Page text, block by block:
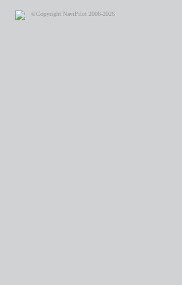
©Copyright NaviPilot 2006-2026